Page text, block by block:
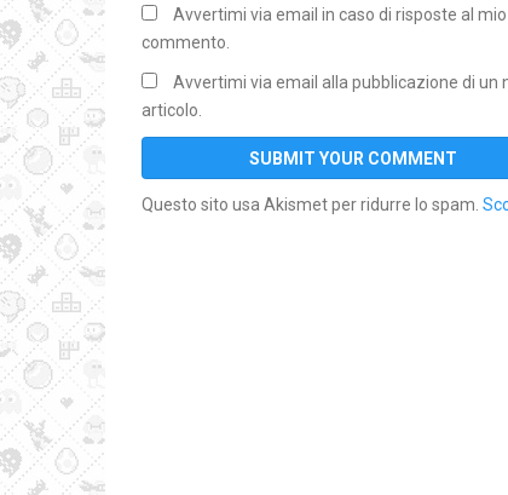
Avvertimi via email in caso di risposte al mio
commento.
Avvertimi via email alla pubblicazione di un
articolo.
Questo sito usa Akismet per ridurre lo spam.